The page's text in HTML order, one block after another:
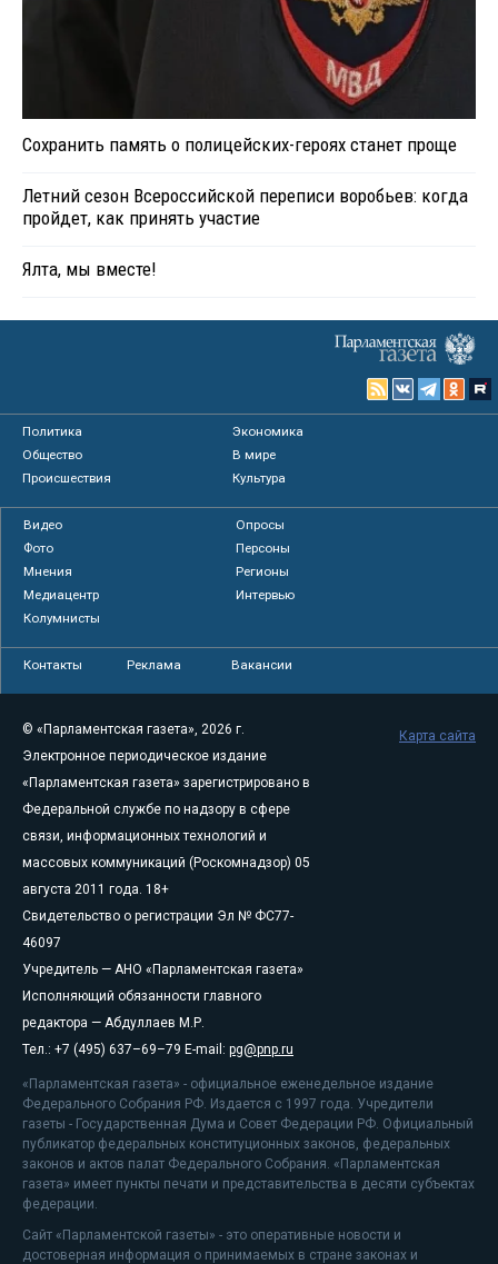
Сохранить память о полицейских-героях станет проще
Летний сезон Всероссийской переписи воробьев: когда
пройдет, как принять участие
Ялта, мы вместе!
Политика
Экономика
Общество
В мире
Происшествия
Культура
Видео
Опросы
Фото
Персоны
Мнения
Регионы
Медиацентр
Интервью
Колумнисты
Контакты Реклама Вакансии
© «Парламентская газета», 2026 г.
Электронное периодическое издание
«Парламентская газета» зарегистрировано в
Федеральной службе по надзору в сфере
связи, информационных технологий и
массовых коммуникаций (Роскомнадзор) 05
августа 2011 года. 18+
Свидетельство о регистрации Эл № ФС77-
46097
Учредитель — АНО «Парламентская газета»
Исполняющий обязанности главного
редактора — Абдуллаев М.Р.
Тел.: +7 (495) 637–69–79 E-mail: pg@pnp.ru
«Парламентская газета» - официальное еженедельное издание
Федерального Собрания РФ. Издается с 1997 года. Учредители
газеты - Государственная Дума и Совет Федерации РФ. Официальный
публикатор федеральных конституционных законов, федеральных
законов и актов палат Федерального Собрания. «Парламентская
газета» имеет пункты печати и представительства в десяти субъектах
федерации.
Сайт «Парламентской газеты» - это оперативные новости и
достоверная информация о принимаемых в стране законах и
Карта сайта